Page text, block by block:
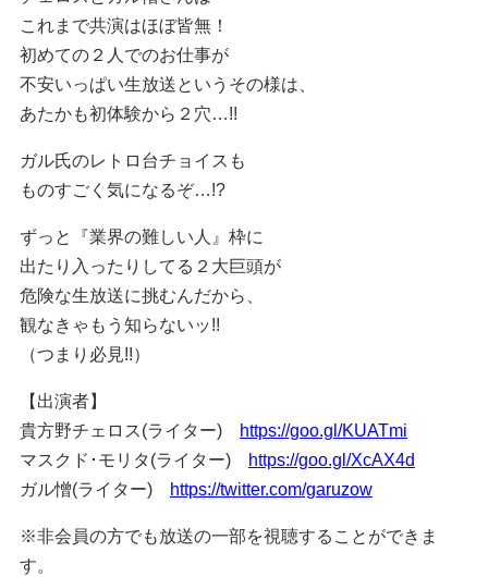
これまで共演はほぼ皆無！
初めての２人でのお仕事が
不安いっぱい生放送というその様は、
あたかも初体験から２穴…!!
ガル氏のレトロ台チョイスも
ものすごく気になるぞ…!?
ずっと『業界の難しい人』枠に
出たり入ったりしてる２大巨頭が
危険な生放送に挑むんだから、
観なきゃもう知らないッ!!
（つまり必見!!）
【出演者】
貴方野チェロス(ライター)
https://goo.gl/KUATmi
マスクド･モリタ(ライター)
https://goo.gl/XcAX4d
ガル憎(ライター)
https://twitter.com/garuzow
※非会員の方でも放送の一部を視聴することができま
す。